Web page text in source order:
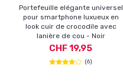
Portefeuille elégante universel
pour smartphone luxueux en
look cuir de crocodile avec
lanière de cou - Noir
CHF 19,95
(6)